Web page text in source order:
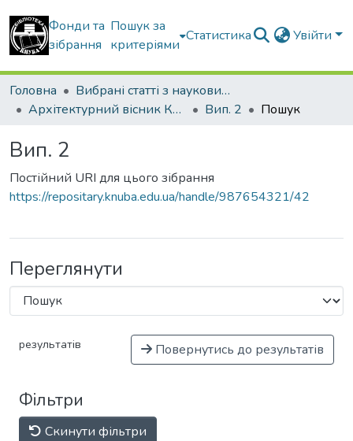
Фонди та
зібрання
Пошук за
критеріями
Статистика Увійти
Головна
Вибрані статті з наукових збірників КНУБА
Архітектурний вісник КНУБА
Вип. 2 Пошук
Вип. 2
Постійний URI для цього зібрання
https://repositary.knuba.edu.ua/handle/987654321/42
Переглянути
результатів Повернутись до результатів
Фільтри
Скинути фільтри